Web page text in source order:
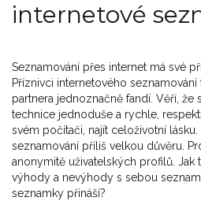
internetové
Seznamování přes internet má své
Příznivci internetového
partnera jednoznačně fandí. Věří,
technice jednoduše a rychle,
svém počítači, najít celoživotní
seznamování příliš velkou důvěru.
anonymitě uživatelských profilů. Jak
výhody a nevýhody s sebou
seznamky přináší?